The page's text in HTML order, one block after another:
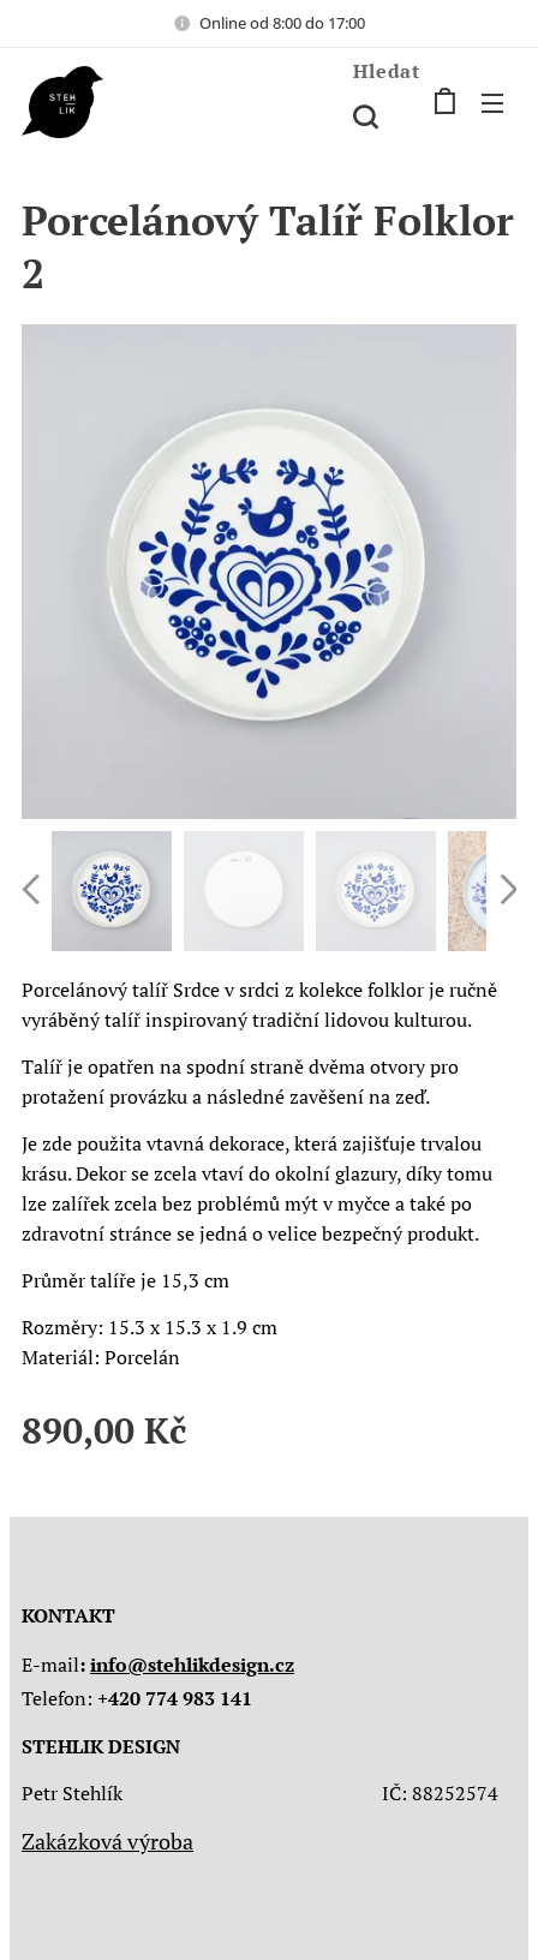
Online od 8:00 do 17:00
Hledat
Porcelánový Talíř Folklor
2
Porcelánový talíř Srdce v srdci z kolekce folklor je ručně
vyráběný talíř inspirovaný tradiční lidovou kulturou.
Talíř je opatřen na spodní straně dvěma otvory pro
protažení provázku a následné zavěšení na zeď.
Je zde použita vtavná dekorace, která zajišťuje trvalou
krásu. Dekor se zcela vtaví do okolní glazury, díky tomu
lze zalířek zcela bez problémů mýt v myčce a také po
zdravotní stránce se jedná o velice bezpečný produkt.
Průměr talíře je 15,3 cm
Rozměry: 15.3 x 15.3 x 1.9 cm
Materiál: Porcelán
890,00 Kč
KONTAKT
E-mail:info@stehlikdesign.cz
Telefon: +420 774 983 141
STEHLIK DESIGN
Petr Stehlík IČ: 88252574
Zakázková výroba